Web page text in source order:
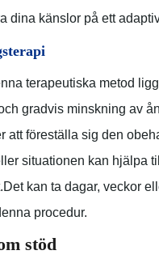
dina känslor på ett
terapeutiska metod
gradvis minskning av
att föreställa sig den
situationen kan hjälpa
Det kan ta dagar, veckor
procedur.
stöd